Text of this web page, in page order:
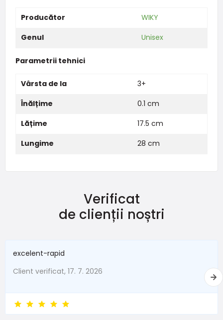
Producător
WIKY
Genul
Unisex
Parametrii tehnici
Vârsta de la
3+
Înălțime
0.1 cm
Lățime
17.5 cm
Lungime
28 cm
Verificat
de clienții noștri
excelent-rapid
Client verificat, 17. 7. 2026